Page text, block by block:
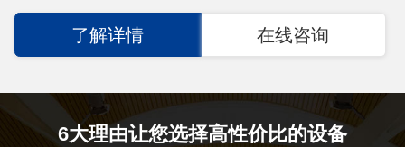
了解详情 在线咨询
6大理由让您选择高性价比的设备